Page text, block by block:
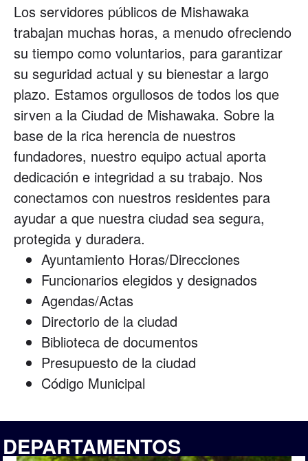
Los servidores públicos de Mishawaka
trabajan muchas horas, a menudo ofreciendo
su tiempo como voluntarios, para garantizar
su seguridad actual y su bienestar a largo
plazo. Estamos orgullosos de todos los que
sirven a la Ciudad de Mishawaka. Sobre la
base de la rica herencia de nuestros
fundadores, nuestro equipo actual aporta
dedicación e integridad a su trabajo. Nos
conectamos con nuestros residentes para
ayudar a que nuestra ciudad sea segura,
protegida y duradera.
Ayuntamiento Horas/Direcciones
Funcionarios elegidos y designados
Agendas/Actas
Directorio de la ciudad
Biblioteca de documentos
Presupuesto de la ciudad
Código Municipal
DEPARTAMENTOS